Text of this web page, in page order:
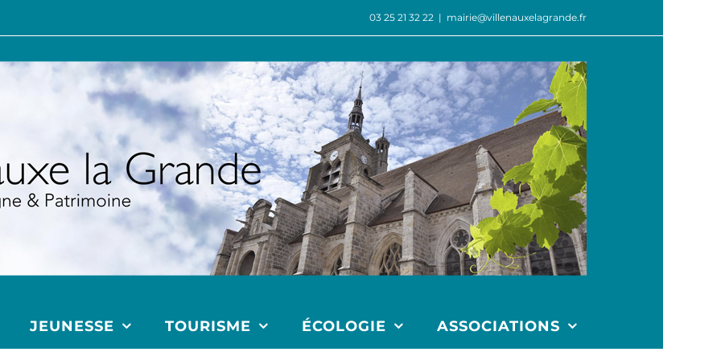
03 25 21 32 22 | mairie@villenauxelagrande.fr
JEUNESSE TOURISME ÉCOLOGIE ASSOCIATIONS